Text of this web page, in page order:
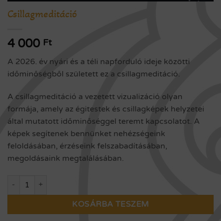
Csillagmeditáció
4 000 Ft
A 2026. év nyári és a téli napforduló ideje közötti
időminőségből született ez a csillagmeditáció.
A csillagmeditáció a vezetett vizualizáció olyan
formája, amely az égitestek és csillagképek helyzetei
által mutatott időminőséggel teremt kapcsolatot. A
képek segítenek bennünket nehézségeink
feloldásában, érzéseink felszabadításában,
megoldásaink megtalálásában.
Csillagmeditáció mennyiség
KOSÁRBA TESZEM